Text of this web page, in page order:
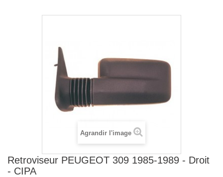
Agrandir l'image
Retroviseur PEUGEOT 309 1985-1989 - Droit
- CIPA